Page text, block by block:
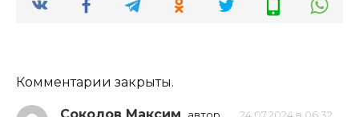
Комментарии закрыты.